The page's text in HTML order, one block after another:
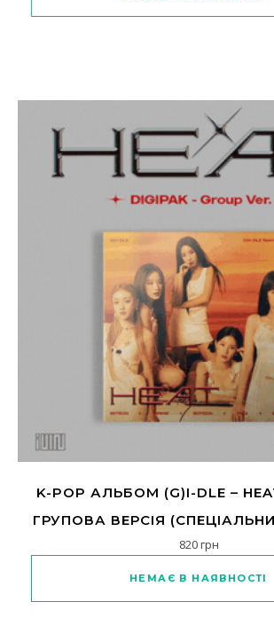
K-POP АЛЬБОМ (G)I-DLE –
ГРУПОВА ВЕРСІЯ
820грн
НЕМАЄ В НАЯВНОСТІ